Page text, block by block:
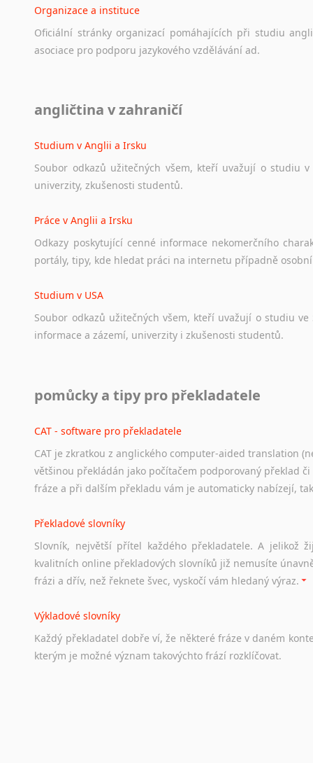
Organizace a instituce
Oficiální stránky organizací pomáhajících při studiu
asociace pro podporu jazykového vzdělávání ad.
Ať už se jedná o česká diskusní
angličtina v zahraničí
Studium v Anglii a Irsku
Soubor odkazů užitečných všem, kteří uvažují o studiu v
univerzity, zkušenosti studentů.
Práce v Anglii a Irsku
Odkazy poskytující cenné informace nekomerčního
portály, tipy, kde hledat práci na internetu případně osobní
Studium v USA
Soubor odkazů užitečných všem, kteří uvažují o studiu ve
informace a zázemí, univerzity i zkušenosti studentů.
Odkazy poskytující cenné informace nekomerčního
Studium v Austrálii
Soubor odkazů užitečných všem, kteří uvažují o studiu v
a zázemí, australské univerzity a samozřejmě i osobní
Práce v Austrálii
Odkazy poskytující cenné informace nekomerčního
hledat práci na internetu případně osobní zkušenosti
Hledáte-li
práci
stejná obecná pravidla, jako pro český životopis. Tak dost
pomůcky a tipy pro překladatele
CAT - software pro překladatele
CAT je zkratkou z anglického computer-aided translation
většinou překládán jako počítačem podporovaný překlad
fráze a při dalším překladu vám je automaticky nabízejí,
Překladové slovníky
Slovník, největší přítel každého překladatele. A jelikož
kvalitních online překladových slovníků již nemusíte
frázi a dřív, než řeknete švec, vyskočí vám hledaný výraz.
Výkladové slovníky
Každý překladatel dobře ví, že některé fráze v daném
kterým je možné význam takovýchto frází rozklíčovat.